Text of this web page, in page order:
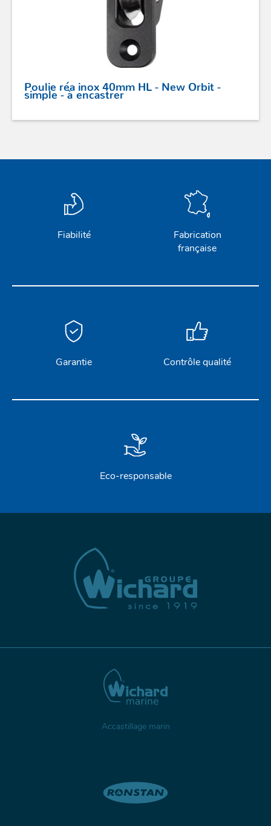
PROFURL
Poulie réa inox 40mm HL - New Orbit -
simple - à encastrer
Fiabilité
Fabrication
française
Garantie Contrôle qualité
Eco-responsable
Accastillage marin